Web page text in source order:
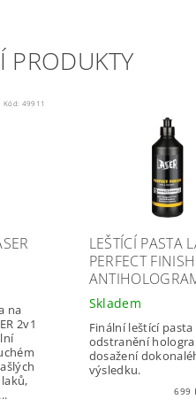
PRODUKTY
Kód: 49911
na
2v1
LEŠTÍCÍ PASTA
PERFECT
Skladem
Finální leštící
odstranění
dosažení
výsledku.